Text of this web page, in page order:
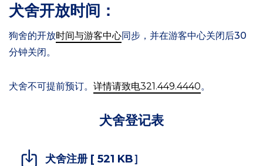
犬舍开放时间：
狗舍的开放时间与游客中心同步，并在游客中心关闭后30
分钟关闭。
犬舍不可提前预订。 详情请致电321.449.4440。
犬舍登记表
犬舍注册 [ 521 KB］